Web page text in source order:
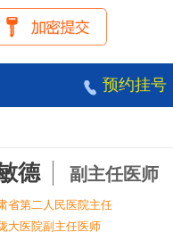
预约挂号
德 副主任医师
省第二人民医院主任
大医院副主任医师